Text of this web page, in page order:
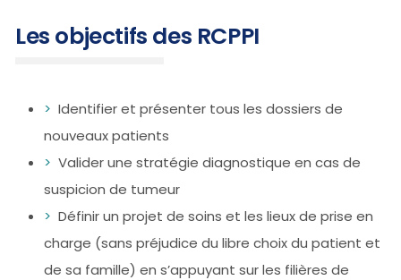
Les objectifs des RCPPI
Identifier et présenter tous les dossiers de
nouveaux patients
Valider une stratégie diagnostique en cas de
suspicion de tumeur
Définir un projet de soins et les lieux de prise en
charge (sans préjudice du libre choix du patient et
de sa famille) en s’appuyant sur les filières de